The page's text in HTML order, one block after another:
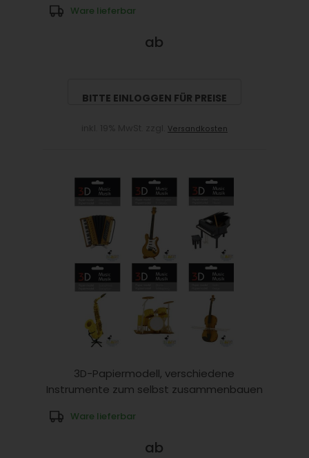
Ware lieferbar
ab
BITTE EINLOGGEN FÜR PREISE
Versandkosten
3D-Papiermodell, verschiedene
Instrumente zum selbst zusammenbauen
Ware lieferbar
ab